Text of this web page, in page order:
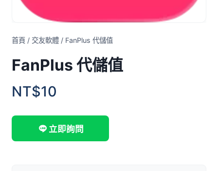
首頁 / 交友軟體 / FanPlus 代儲值
FanPlus 代儲值
NT$10
立即詢問